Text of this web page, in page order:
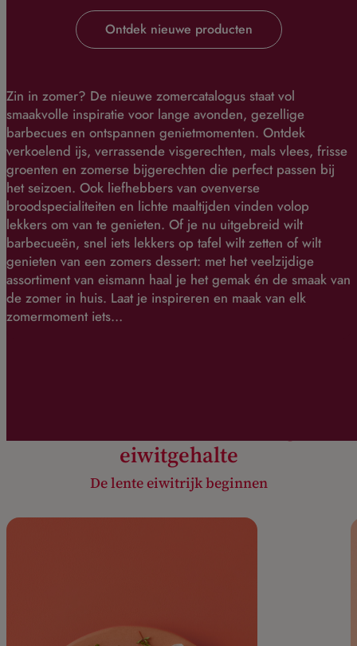
Ontdek nieuwe producten
Zin in zomer? De nieuwe zomercatalogus staat vol
smaakvolle inspiratie voor lange avonden, gezellige
barbecues en ontspannen genietmomenten. Ontdek
verkoelend ijs, verrassende visgerechten, mals vlees, frisse
groenten en zomerse bijgerechten die perfect passen bij
het seizoen. Ook liefhebbers van ovenverse
broodspecialiteiten en lichte maaltijden vinden volop
lekkers om van te genieten. Of je nu uitgebreid wilt
barbecueën, snel iets lekkers op tafel wilt zetten of wilt
genieten van een zomers dessert: met het veelzijdige
assortiment van eismann haal je het gemak én de smaak van
de zomer in huis. Laat je inspireren en maak van elk
zomermoment iets…
eiwitgehalte
De lente eiwitrijk beginnen